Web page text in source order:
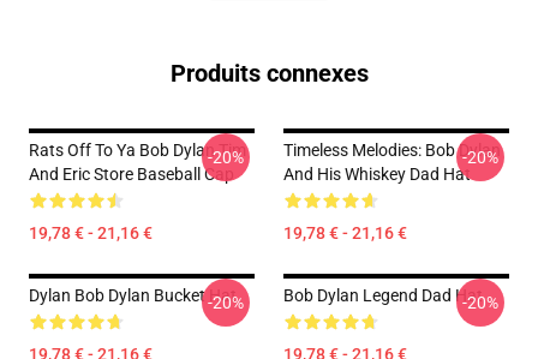
Produits connexes
Rats Off To Ya Bob Dylan Tim
And Eric Store Baseball Cap
19,78 € - 21,16 €
-20%
Timeless Melodies: Bob Dylan
And His Whiskey Dad Hat
19,78 € - 21,16 €
-20%
Dylan Bob Dylan Bucket Hat
19,78 € - 21,16 €
-20% Bob Dylan Legend Dad Hat
19,78 € - 21,16 €
-20%